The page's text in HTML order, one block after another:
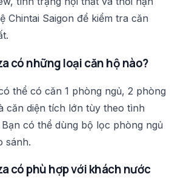
Chintai Saigon để kiểm tra căn
có những loại căn hộ nào?
thể có căn 1 phòng ngủ, 2 phòng
căn diện tích lớn tùy theo tình
có thể dùng bộ lọc phòng ngủ
sánh.
có phù hợp với khách nước